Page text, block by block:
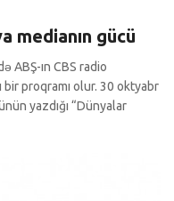
medianın gücü
ABŞ-ın CBS radio
bir proqramı olur. 30 oktyabr
yazdığı “Dünyalar